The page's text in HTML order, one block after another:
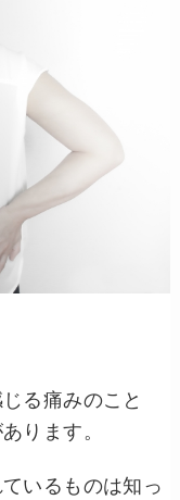
る痛みのこと
ります。
いるものは知っ